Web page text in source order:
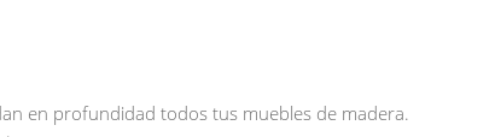
en profundidad todos tus muebles de madera.